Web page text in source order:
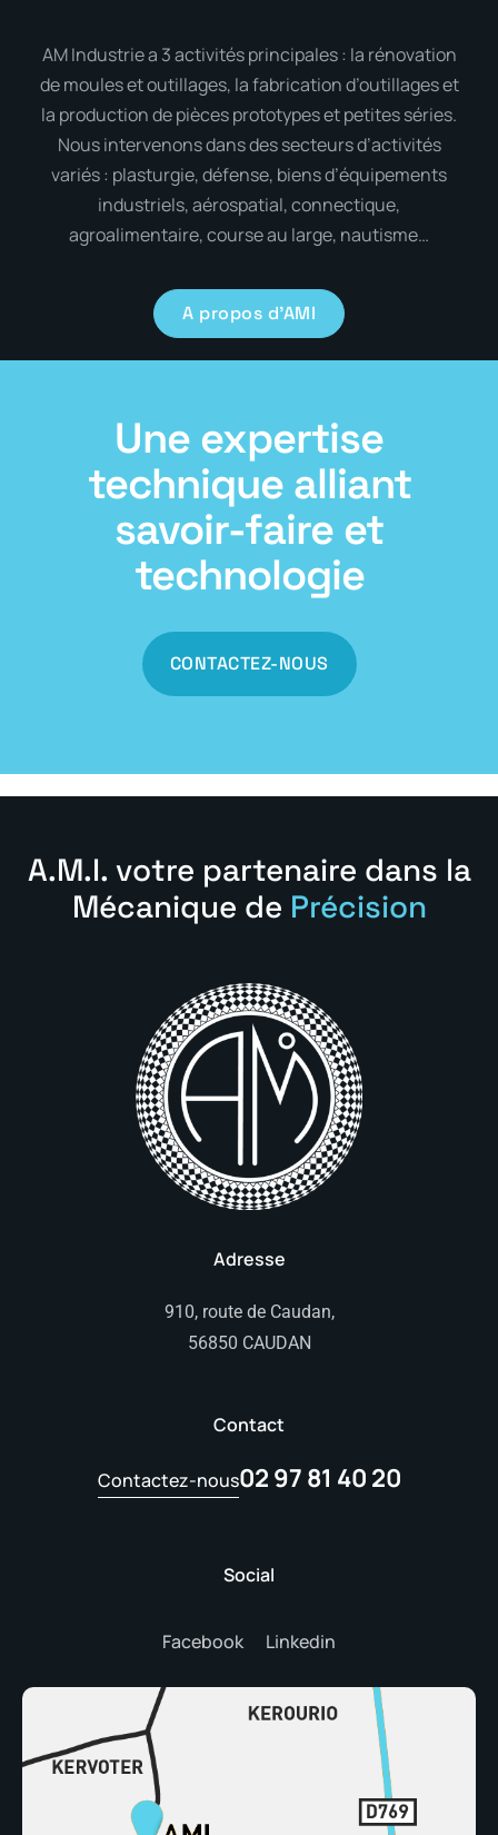
AM Industrie a 3 activités principales : la rénovation
de moules et outillages, la fabrication d’outillages et
la production de pièces prototypes et petites séries.
Nous intervenons dans des secteurs d’activités
variés : plasturgie, défense, biens d’équipements
industriels, aérospatial, connectique,
agroalimentaire, course au large, nautisme…
A propos d'AMI
Une expertise
technique alliant
savoir-faire et
technologie
CONTACTEZ-NOUS
A.M.I. votre partenaire dans la
Mécanique de Précision
Adresse
910, route de Caudan,
56850 CAUDAN
Contact
Contactez-nous02 97 81 40 20
Social
Facebook Linkedin